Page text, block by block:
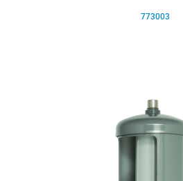
773003